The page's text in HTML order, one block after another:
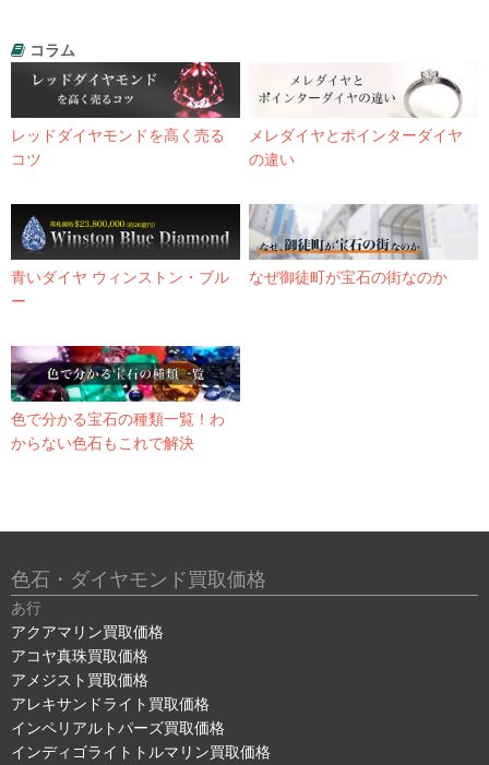
コラム
レッドダイヤモンドを高く売る
コツ
メレダイヤとポインターダイヤ
の違い
青いダイヤ ウィンストン・ブル
ー
なぜ御徒町が宝石の街なのか
色で分かる宝石の種類一覧！わ
からない色石もこれで解決
色石・ダイヤモンド買取価格
あ行
アクアマリン買取価格
アコヤ真珠買取価格
アメジスト買取価格
アレキサンドライト買取価格
インペリアルトパーズ買取価格
インディゴライトトルマリン買取価格